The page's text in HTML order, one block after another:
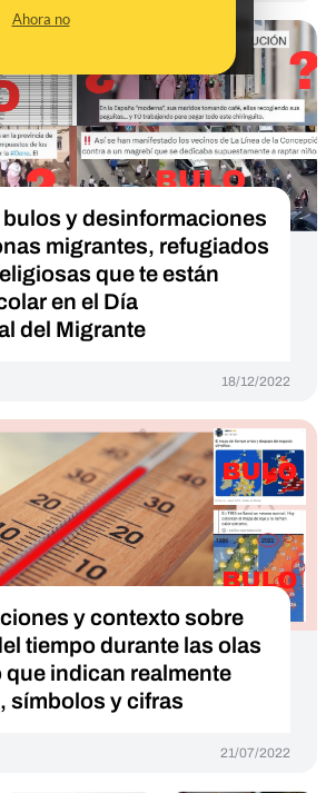
Ahora no
bulos y desinformaciones
migrantes, refugiados
que te están
en el Día
del Migrante
18/12/2022
y contexto sobre
tiempo durante las olas
que indican realmente
símbolos y cifras
21/07/2022